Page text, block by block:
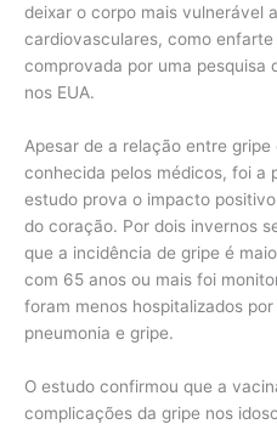
deixar o corpo mais vulnerável
cardiovasculares, como
comprovada por uma pesquisa
nos EUA.
Apesar de a relação entre
conhecida pelos médicos, foi a
estudo prova o impacto
do coração. Por dois invernos
que a incidência de gripe é
com 65 anos ou mais foi
foram menos hospitalizados
pneumonia e gripe.
O estudo confirmou que a
complicações da gripe nos